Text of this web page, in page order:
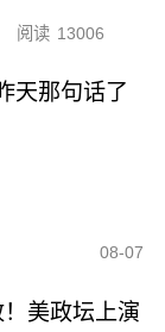
阅读 13006
天那句话了
08-07
美政坛上演